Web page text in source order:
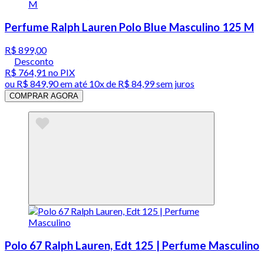
Perfume Ralph Lauren Polo Blue Masculino 125 M
R$ 899,00
Desconto
R$ 764,91 no PIX
ou R$ 849,90em até 10x de R$ 84,99 sem juros
COMPRAR AGORA
Polo 67 Ralph Lauren, Edt 125 | Perfume Masculino